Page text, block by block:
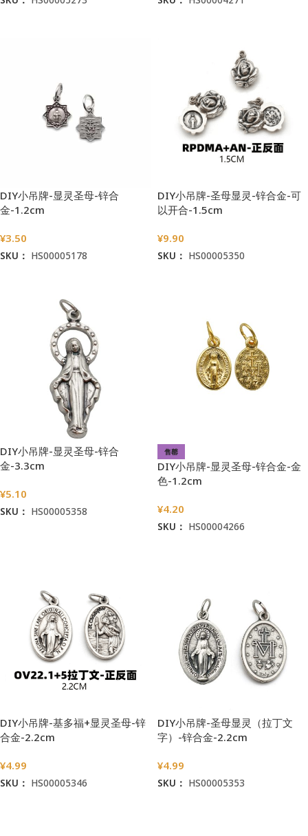
DIY小吊牌-显灵圣母-锌合
金-1.2cm
¥3.50
SKU： HS00005178
DIY小吊牌-圣母显灵-锌合金-可
以开合-1.5cm
¥9.90
SKU： HS00005350
DIY小吊牌-显灵圣母-锌合
金-3.3cm
¥5.10
SKU： HS00005358
售罄
DIY小吊牌-显灵圣母-锌合金-金
色-1.2cm
¥4.20
SKU： HS00004266
DIY小吊牌-基多福+显灵圣母-锌
合金-2.2cm
¥4.99
SKU： HS00005346
DIY小吊牌-圣母显灵（拉丁文
字）-锌合金-2.2cm
¥4.99
SKU： HS00005353